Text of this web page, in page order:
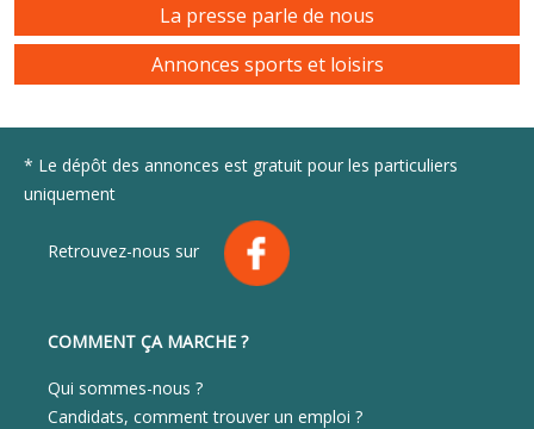
La presse parle de nous
Annonces sports et loisirs
* Le dépôt des annonces est gratuit pour les particuliers
uniquement
Retrouvez-nous sur
COMMENT ÇA MARCHE ?
Qui sommes-nous ?
Candidats, comment trouver un emploi ?